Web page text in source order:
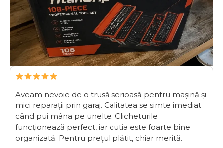
Aveam nevoie de o trusă serioasă pentru mașină și
mici reparații prin garaj. Calitatea se simte imediat
când pui mâna pe unelte. Clicheturile
funcționează perfect, iar cutia este foarte bine
organizată. Pentru prețul plătit, chiar merită.